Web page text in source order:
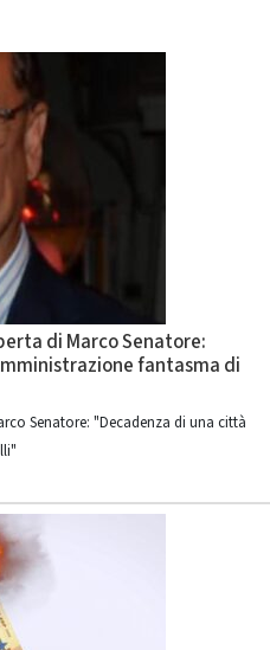
di Marco Senatore:
fantasma di
Senatore: "Decadenza di una città